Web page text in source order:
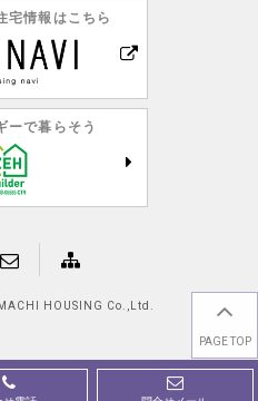
PAGE TOP
宅情報はこちら
ーで暮らそう
HOUSING Co.,Ltd.